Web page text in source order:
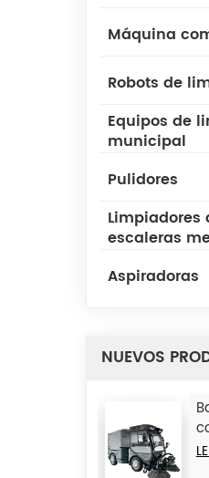
Máquina
Robots de
Equipos de
municipal
Pulidores
Limpiadores
escaleras
Aspiradoras
NUEVOS